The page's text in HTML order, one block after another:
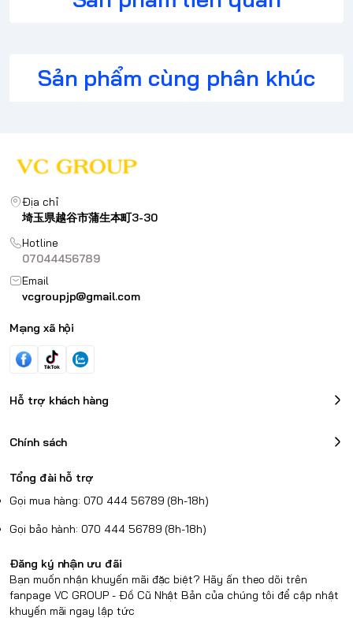
Sản phẩm cùng phân khúc
Địa chỉ
埼玉県越谷市蒲生本町3-30
Hotline
07044456789
Email
vcgroupjp@gmail.com
Mạng xã hội
Hỗ trợ khách hàng
Chính sách
Tổng đài hỗ trợ
Gọi mua hàng: 070 444 56789 (8h-18h)
Gọi bảo hành: 070 444 56789 (8h-18h)
Đăng ký nhận ưu đãi
Bạn muốn nhận khuyến mãi đặc biệt? Hãy ấn theo dõi trên
fanpage VC GROUP - Đồ Cũ Nhật Bản của chúng tôi để cập nhật
khuyến mãi ngay lập tức